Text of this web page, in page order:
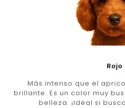
Rojo
Más intenso que el
brillante. Es un color muy
belleza. ¡Ideal si